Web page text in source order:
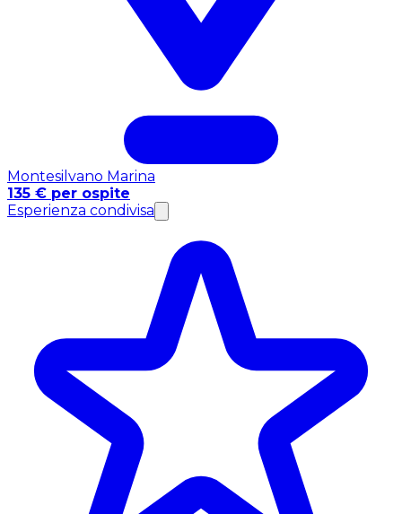
Montesilvano Marina
135 € per ospite
Esperienza condivisa